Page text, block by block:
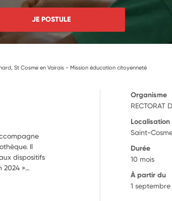
JE POSTULE
St Cosme en Vairais - Mission éducation citoyenneté
Il
dispositifs
2024 »…
Organisme
RECTORAT
Saint-
Durée
10 mois
À partir du
1 septembre